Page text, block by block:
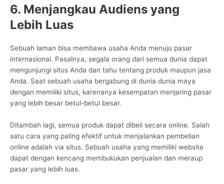
6. Menjangkau Audiens yang
Lebih Luas
Sebuah laman bisa membawa usaha Anda menuju pasar
internasional. Pasalnya, segala orang dari semua dunia dapat
mengunjungi situs Anda dan tahu tentang produk maupun jasa
Anda. Saat sebuah usaha bergabung di dunia dunia maya
dengan memiliki situs, karenanya kesempatan menjaring pasar
yang lebih besar betul-betul besar.
Ditambah lagi, semua produk dapat dibeli secara online. Salah
satu cara yang paling efektif untuk menjalankan pembelian
online adalah via situs. Sebuah usaha yang memiliki website
dapat dengan kencang membukukan penjualan dan meraup
pasar yang lebih luas.